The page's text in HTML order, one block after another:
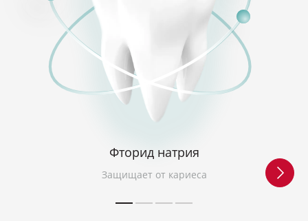
Фторид натрия
Защищает от кариеса